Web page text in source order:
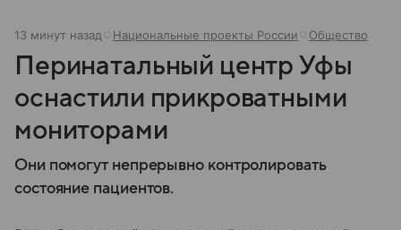
13 минут назад Национальные проекты России Общество
Перинатальный центр Уфы
оснастили прикроватными
мониторами
Они помогут непрерывно контролировать
состояние пациентов.